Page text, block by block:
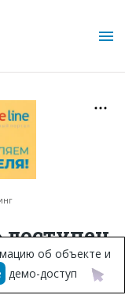
доступен
об объекте и
демо-доступ